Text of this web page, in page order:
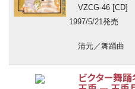
VZCG-46 [CD]
1997/5/21発売
清元／舞踊曲
ビクター舞踊